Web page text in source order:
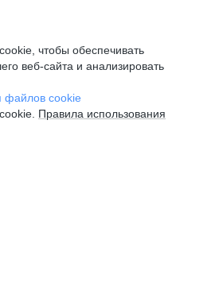
чтобы обеспечивать
веб-сайта и анализировать
файлов cookie
Правила использования